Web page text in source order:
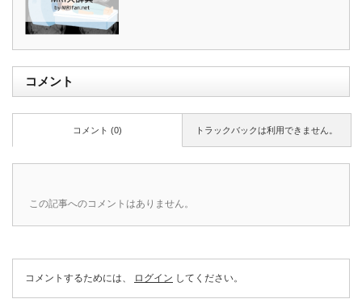
コメント
トラックバックは利用できません。
コメント (0)
この記事へのコメントはありません。
コメントするためには、 ログイン してください。